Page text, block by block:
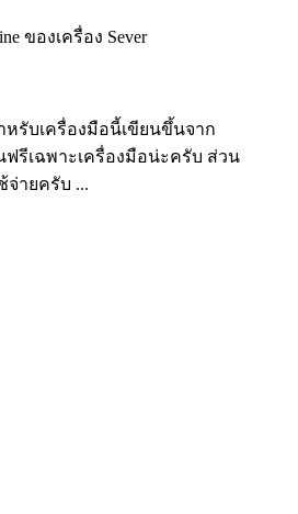
ของเครื่อง Sever
หรับเครื่องมือนี้เขียนขึ้นจาก
ฟรีเฉพาะเครื่องมือน่ะครับ ส่วน
จ่ายครับ ...